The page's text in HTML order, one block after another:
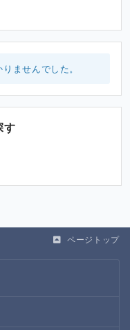
ませんでした。
す
ページトップ